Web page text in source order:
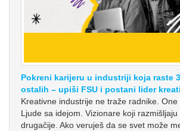
Pokreni karijeru u industriji koja raste
ostalih – upiši FSU i postani lider
Kreativne industrije ne traže radnike. One
Ljude sa idejom. Vizionare koji
drugačije. Ako veruješ da se svet može